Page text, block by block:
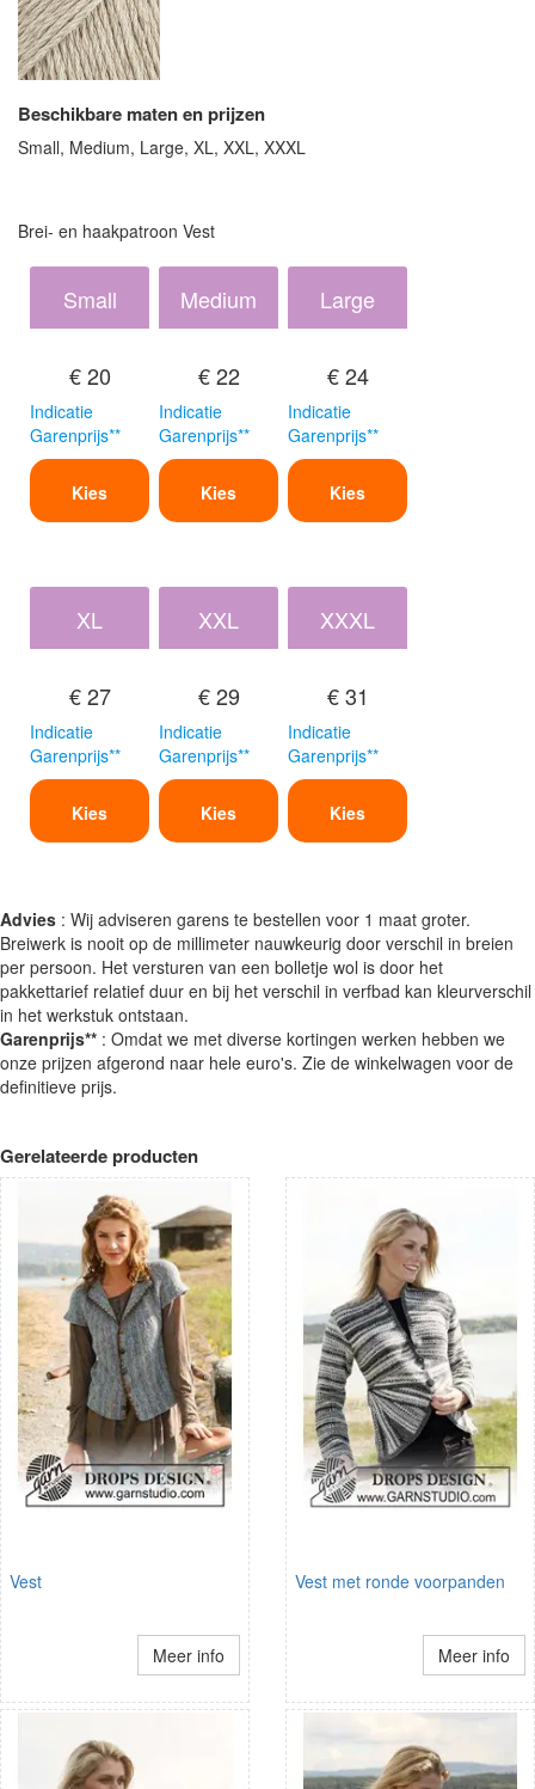
Beschikbare maten en prijzen
Small, Medium, Large, XL, XXL, XXXL
Brei- en haakpatroon Vest
Small
€ 20
Indicatie
Garenprijs**
Kies
Medium
€ 22
Indicatie
Garenprijs**
Kies
Large
€ 24
Indicatie
Garenprijs**
Kies
XL
€ 27
Indicatie
Garenprijs**
Kies
XXL
€ 29
Indicatie
Garenprijs**
Kies
XXXL
€ 31
Indicatie
Garenprijs**
Kies
Advies : Wij adviseren garens te bestellen voor 1 maat groter.
Breiwerk is nooit op de millimeter nauwkeurig door verschil in breien
per persoon. Het versturen van een bolletje wol is door het
pakkettarief relatief duur en bij het verschil in verfbad kan kleurverschil
in het werkstuk ontstaan.
Garenprijs** : Omdat we met diverse kortingen werken hebben we
onze prijzen afgerond naar hele euro's. Zie de winkelwagen voor de
definitieve prijs.
Gerelateerde producten
Vest
Meer info
Vest met ronde voorpanden
Meer info